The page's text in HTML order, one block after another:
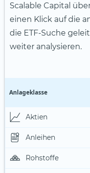
Scalable Capital
einen Klick auf die
die ETF-Suche
weiter analysieren.
Anlageklasse
Aktien
Anleihen
Rohstoffe